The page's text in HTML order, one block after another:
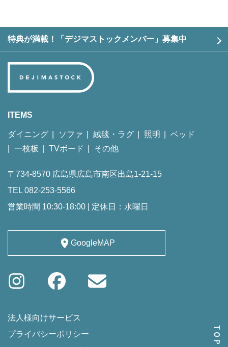
特典が満載！「デジマストックメンバー」募集中
ITEMS
ダイニング ソファ 絨毯・ラグ 照明
ベッド
一枚板
TVボード その他
〒734-8570 広島県広島市南区出島1-21-15
TEL 082-253-5566
営業時間 10:30-18:00 | 定休日：水曜日
GoogleMAP
法人様向けサービス
プライバシーポリシー